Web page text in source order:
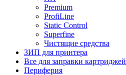
Premium
ProfiLine
Static Control
Superfine
Чистящие средства
ЗИП для принтера
Все для заправки картриджей
Периферия